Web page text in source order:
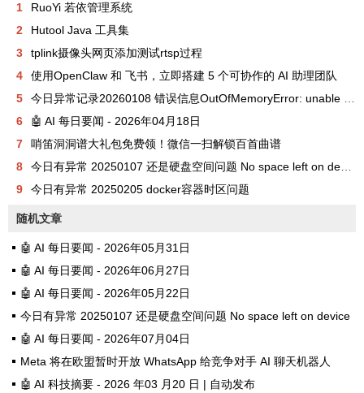
1
RuoYi 若依管理系统
2
Hutool Java 工具集
3
tplink摄像头网页添加测试rtsp过程
4
使用OpenClaw 和 飞书，立即搭建 5 个可协作的 AI 助理团队
5
今日异常记录20260108 错误信息OutOfMemoryError: unable to create new native thread
6
🤖 AI 每日要闻 - 2026年04月18日
7
哨笛洞洞谱大礼包免费领！微信一扫解锁百首曲谱
8
今日有异常 20250107 还是硬盘空间问题 No space left on device
9
今日有异常 20250205 docker容器时区问题
随机文章
🤖 AI 每日要闻 - 2026年05月31日
🤖 AI 每日要闻 - 2026年06月27日
🤖 AI 每日要闻 - 2026年05月22日
今日有异常 20250107 还是硬盘空间问题 No space left on device
🤖 AI 每日要闻 - 2026年07月04日
Meta 将在欧盟暂时开放 WhatsApp 给竞争对手 AI 聊天机器人
🤖 AI 科技摘要 - 2026 年03 月20 日 | 自动发布